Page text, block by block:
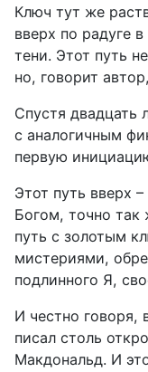
Ключ тут же
вверх по радуге
тени. Этот путь
но, говорит
Спустя двадцать
с аналогичным
первую
Этот путь вверх
Богом, точно так
путь с золотым
мистериями,
подлинного Я,
И честно говоря,
писал столь
Макдональд. И